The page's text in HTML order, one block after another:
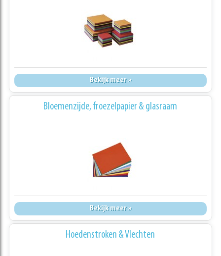
Bekijk meer »
Bloemenzijde, froezelpapier & glasraam
Bekijk meer »
Hoedenstroken & Vlechten